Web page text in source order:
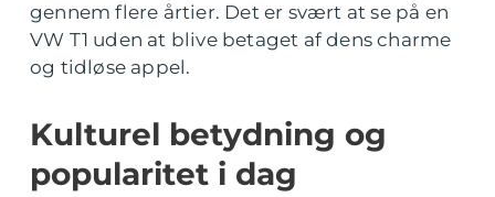
gennem flere årtier. Det er svært at se på en
VW T1 uden at blive betaget af dens charme
og tidløse appel.
Kulturel betydning og
popularitet i dag